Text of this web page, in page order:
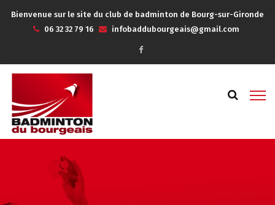
Bienvenue sur le site du club de badminton de Bourg-sur-Gironde
06 32 32 79 16
infobaddubourgeais@gmail.com